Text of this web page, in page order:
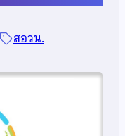
สอวน.